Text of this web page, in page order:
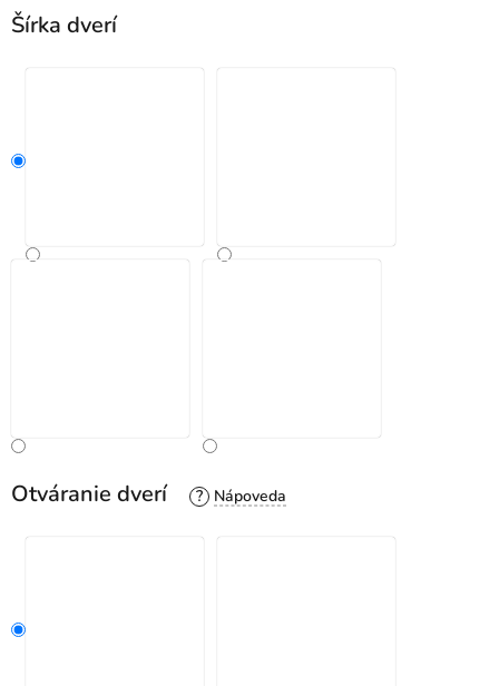
Šírka dverí
Otváranie dverí ?